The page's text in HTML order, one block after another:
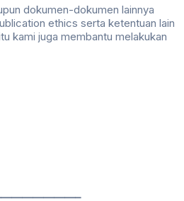
dokumen-dokumen lainnya
ethics serta ketentuan lain
kami juga membantu melakukan